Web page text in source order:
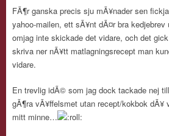
FÃ¶r ganska precis sju mÃ¥nader sen
yahoo-mailen, ett sÃ¥nt dÃ¤r bra
omjag inte skickade det vidare, och det
skriva ner nÃ¥tt matlagningsrecept man
vidare.
En trevlig idÃ© som jag dock tackade nej
gÃ¶ra vÃ¥ffelsmet utan recept/kokbok dÃ¥
mitt minne…